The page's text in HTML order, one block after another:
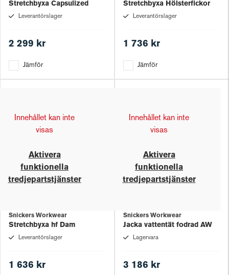
Stretchbyxa Capsulized
Leverantörslager
2 299 kr
Jämför
Stretchbyxa Hölsterfickor
Leverantörslager
1 736 kr
Jämför
Innehållet kan inte
visas
Aktivera
funktionella
tredjepartstjänster
Snickers Workwear
Stretchbyxa hf Dam
Leverantörslager
1 636 kr
Innehållet kan inte
visas
Aktivera
funktionella
tredjepartstjänster
Snickers Workwear
Jacka vattentät fodrad AW
Lagervara
3 186 kr